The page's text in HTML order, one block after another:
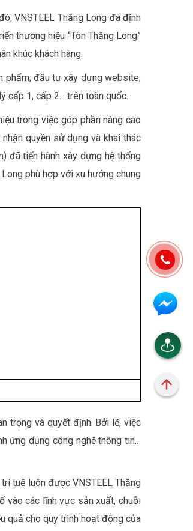
VNSTEEL Thăng Long đã định
thương hiệu “Tôn Thăng Long”
khúc khách hàng.
phẩm; đầu tư xây dựng website,
cấp 1, cấp 2... trên toàn quốc.
trong việc góp phần nâng cao
quyền sử dụng và khai thác
đã tiến hành xây dựng hệ thống
phù hợp với xu hướng chung
trọng và quyết định. Bởi lẽ, việc
ứng dụng công nghệ thông tin…
tuệ luôn được VNSTEEL Thăng
vào các lĩnh vực sản xuất, chuỗi
quả cho quy trình hoạt động của